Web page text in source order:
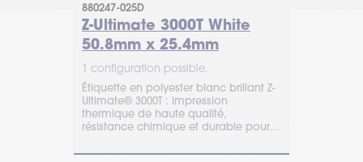
880247-025D
Z-Ultimate 3000T White
50.8mm x 25.4mm
1 configuration possible.
Étiquette en polyester blanc brillant Z-
Ultimate® 3000T : impression
thermique de haute qualité,
résistance chimique et durable pour